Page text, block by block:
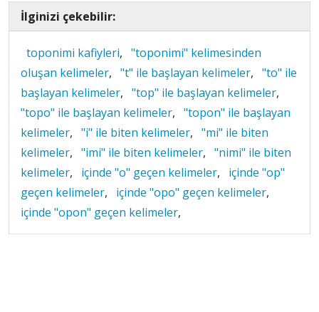
İlginizi çekebilir:
toponimi kafiyleri, "toponimi" kelimesinden
oluşan kelimeler, "t" ile başlayan kelimeler, "to" ile
başlayan kelimeler, "top" ile başlayan kelimeler,
"topo" ile başlayan kelimeler, "topon" ile başlayan
kelimeler, "i" ile biten kelimeler, "mi" ile biten
kelimeler, "imi" ile biten kelimeler, "nimi" ile biten
kelimeler, içinde "o" geçen kelimeler,
içinde "op"
geçen kelimeler, içinde "opo" geçen kelimeler,
içinde "opon" geçen kelimeler,